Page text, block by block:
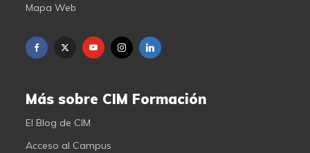
Mapa Web
Más sobre CIM Formación
El Blog de CIM
Acceso al Campus